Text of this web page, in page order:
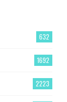
632
1692
2223